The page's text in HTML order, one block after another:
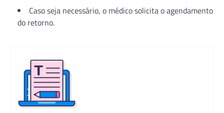
Caso seja necessário, o médico solicita o agendamento
do retorno.